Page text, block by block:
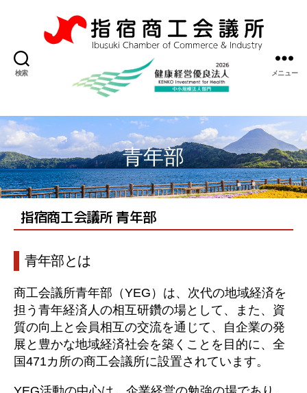
検索
指
宿
商
会
議
所
メニュー
青年部
指宿商工会議所 青年部
青年部とは
商工会議所青年部（YEG）は、次代の地域経済を
担う青年経済人の相互研鑽の場として、また、資
質の向上と会員相互の交流を通じて、自企業の発
展と豊かな地域経済社会を築くことを目的に、全
国471カ所の商工会議所に設置されています。